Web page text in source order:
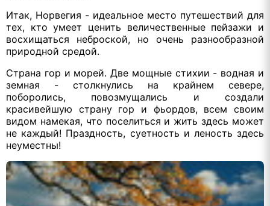
Итак, Норвегия - идеальное место путешествий для
тех, кто умеет ценить величественные пейзажи и
восхищаться неброской, но очень разнообразной
природной средой.
Страна гор и морей. Две мощные стихии - водная и
земная - столкнулись на крайнем севере,
поборолись, повозмущались и создали
красивейшую страну гор и фьордов, всем своим
видом намекая, что поселиться и жить здесь может
не каждый! Праздность, суетность и леность здесь
неуместны!